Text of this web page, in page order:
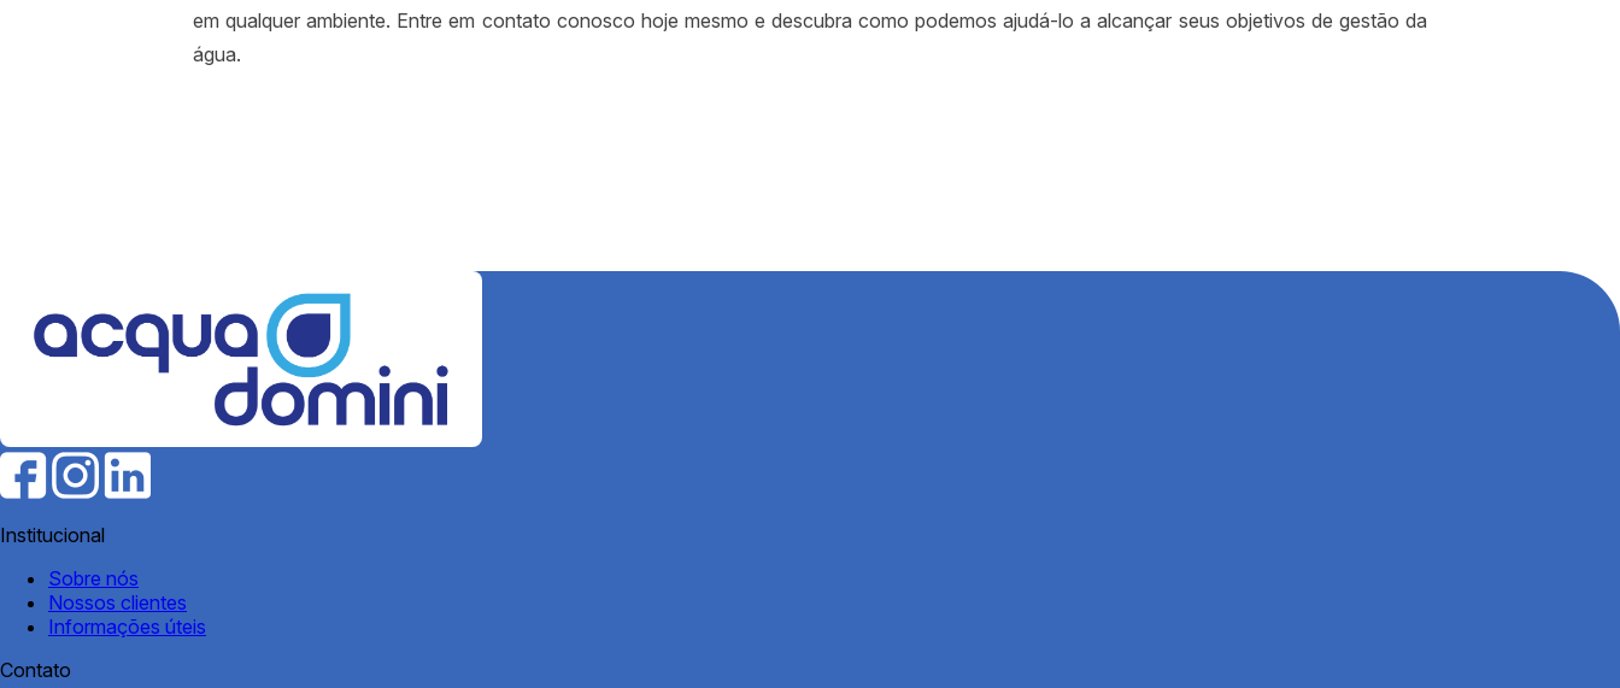
em qualquer ambiente. Entre em contato conosco hoje mesmo e descubra como podemos ajudá-lo a alcançar seus objetivos de gestão da
água.
Institucional
Sobre nós
Nossos clientes
Informações úteis
Contato